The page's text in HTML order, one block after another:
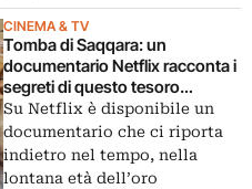
CINEMA & TV
Tomba di Saqqara: un
documentario Netflix racconta i
segreti di questo tesoro
dell’antico Egitto
Su Netflix è disponibile un
documentario che ci riporta
indietro nel tempo, nella
lontana età dell’oro